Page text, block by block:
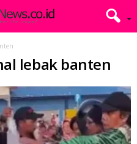
lebak banten